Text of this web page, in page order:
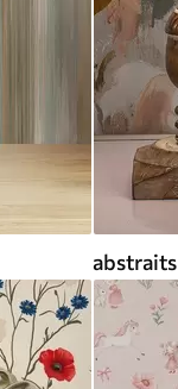
abstraits